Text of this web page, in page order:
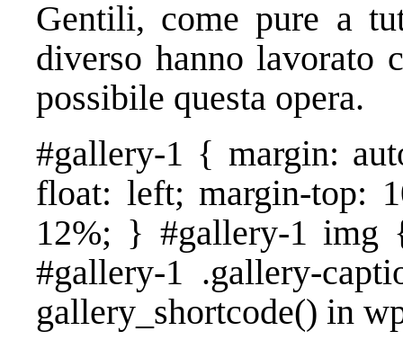
Gentili, come pure a
diverso hanno lavorato
possibile questa opera.
#gallery-1 { margin:
float: left; margin-top:
12%; } #gallery-1
#gallery-1 .gallery-
gallery_shortcode() in